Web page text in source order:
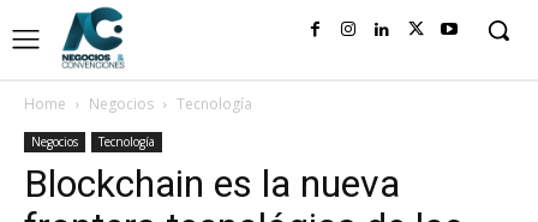
Home Negocios Tecnología
Negocios Tecnología
Blockchain es la nueva